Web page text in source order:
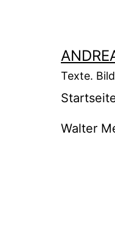
Texte.
Walter